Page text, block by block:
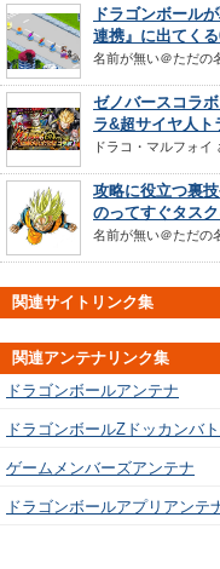
ドラゴンボール
連携』に出てく
名前が無い＠ただの
ゼノバースコラ
ラ&超サイヤ人ト
ドラコ・マルフォイ
攻略に役立つ裏
のってすぐタス
名前が無い＠ただの
関連サイトリンク集
関連アンテナリンク集
ドラゴンボールアンテナ
ドラゴンボールZドッカンバ
ゲームメンバーズアンテナ
ドラゴンボールアプリアンテ